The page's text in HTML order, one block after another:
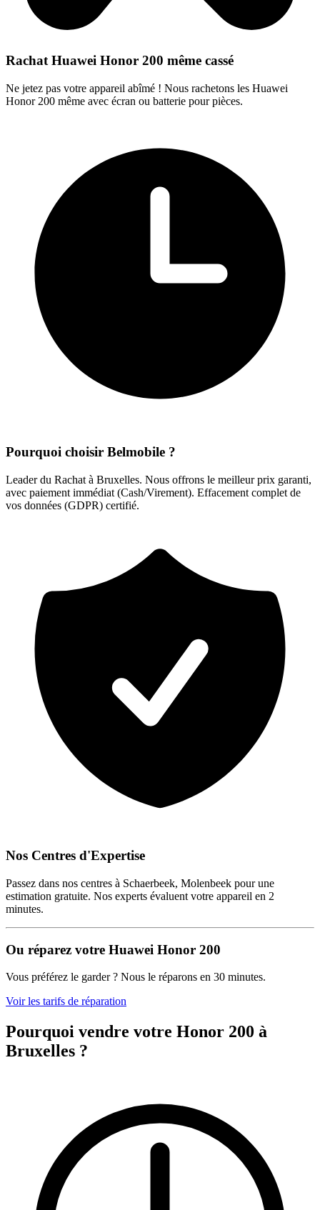
Rachat Huawei Honor 200 même cassé
Ne jetez pas votre appareil abîmé ! Nous rachetons les Huawei
Honor 200 même avec écran ou batterie pour pièces.
Pourquoi choisir Belmobile ?
Leader du Rachat à Bruxelles. Nous offrons le meilleur prix garanti,
avec paiement immédiat (Cash/Virement). Effacement complet de
vos données (GDPR) certifié.
Nos Centres d'Expertise
Passez dans nos centres à Schaerbeek, Molenbeek pour une
estimation gratuite. Nos experts évaluent votre appareil en 2
minutes.
Ou réparez votre Huawei Honor 200
Vous préférez le garder ? Nous le réparons en 30 minutes.
Voir les tarifs de réparation
Pourquoi vendre votre Honor 200 à
Bruxelles ?